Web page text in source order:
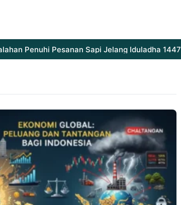
Penuhi Pesanan Sapi Jelang Iduladha 1447 H